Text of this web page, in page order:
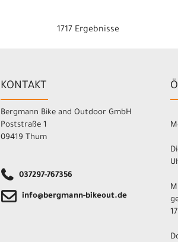
1717 Ergebnisse
KONTAKT
Bergmann Bike and Outdoor GmbH
Poststraße 1
09419 Thum
037297-767356
info@bergmann-bikeout.de